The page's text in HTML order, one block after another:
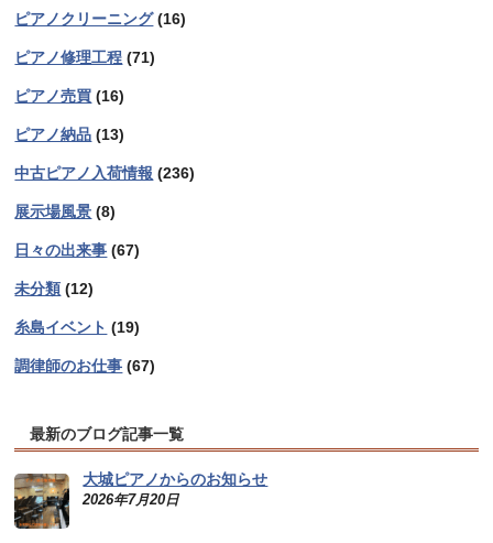
ピアノクリーニング(16)
ピアノ修理工程 (71)
ピアノ売買 (16)
ピアノ納品 (13)
中古ピアノ入荷情報 (236)
展示場風景 (8)
日々の出来事 (67)
未分類 (12)
糸島イベント (19)
調律師のお仕事 (67)
最新のブログ記事一覧
大城ピアノからのお知らせ
2026年7月20日